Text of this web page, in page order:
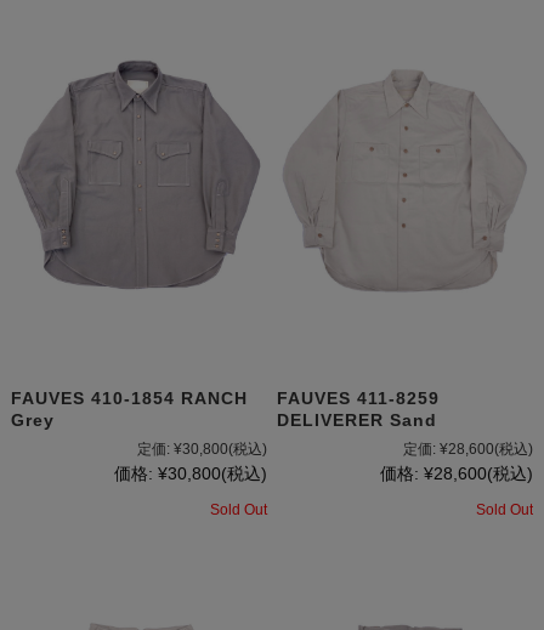
FAUVES 410-1854 RANCH
Grey
定価: ¥30,800(税込)
価格: ¥30,800(税込)
Sold Out
FAUVES 411-8259
DELIVERER Sand
定価: ¥28,600(税込)
価格: ¥28,600(税込)
Sold Out